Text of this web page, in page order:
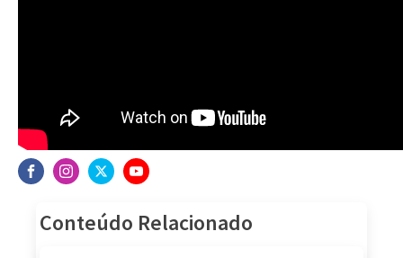
Conteúdo Relacionado